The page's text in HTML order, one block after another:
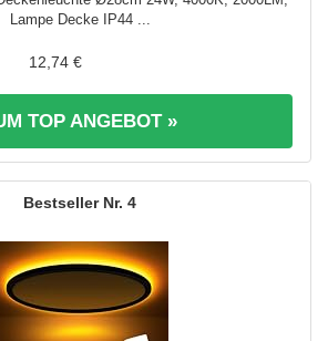
Lampe Decke IP44 ...
12,74 €
TOP ANGEBOT »
4